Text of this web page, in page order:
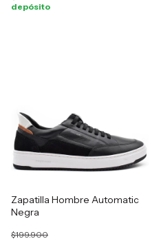
depósito
Zapatilla Hombre Automatic
Negra
$199.900